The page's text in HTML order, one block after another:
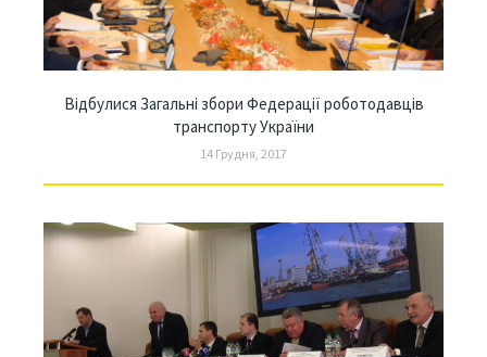
Відбулися Загальні збори Федерації роботодавців
транспорту України
14 Грудня, 2017